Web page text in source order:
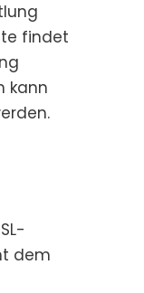
findet
kann
dem